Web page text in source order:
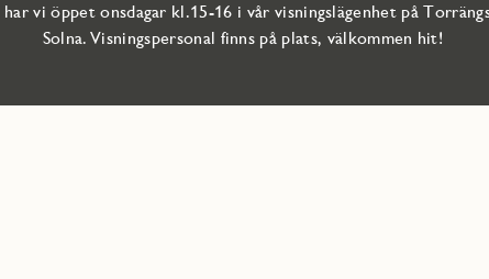
har vi öppet onsdagar kl.15-16 i vår visningslägenhet på
Solna. Visningspersonal finns på plats, välkommen hit!